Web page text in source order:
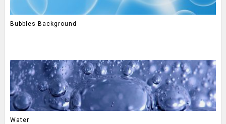
Bubbles Background
Water